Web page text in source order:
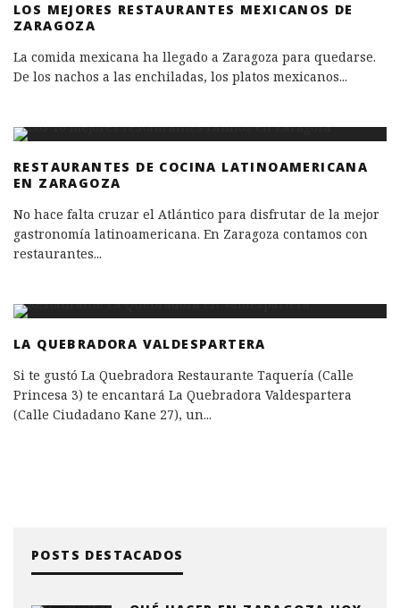
LOS MEJORES RESTAURANTES MEXICANOS DE
ZARAGOZA
La comida mexicana ha llegado a Zaragoza para quedarse.
De los nachos a las enchiladas, los platos mexicanos...
RESTAURANTES DE COCINA LATINOAMERICANA
EN ZARAGOZA
No hace falta cruzar el Atlántico para disfrutar de la mejor
gastronomía latinoamericana. En Zaragoza contamos con
restaurantes...
LA QUEBRADORA VALDESPARTERA
Si te gustó La Quebradora Restaurante Taquería (Calle
Princesa 3) te encantará La Quebradora Valdespartera
(Calle Ciudadano Kane 27), un...
POSTS DESTACADOS